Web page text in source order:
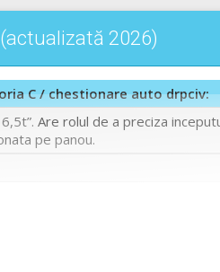
2026)
C / chestionare auto drpciv:
Are rolul de a preciza
pe panou.